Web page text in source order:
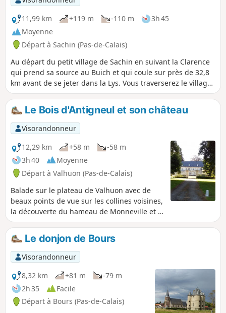
11,99 km
+119 m -110 m
3h 45
Moyenne
Départ à Sachin (Pas-de-Calais)
Au départ du petit village de Sachin en suivant la Clarence
qui prend sa source au Buich et qui coule sur près de 32,8
km avant de se jeter dans la Lys. Vous traverserez le village
de Pernes et enfin Aumerval avant de redescendre vers
Sachin.Le Bois d'Antigneul et son château
Visorandonneur
12,29 km
+58 m
-58 m
3h 40
Moyenne
Départ à Valhuon (Pas-de-Calais)
Balade sur le plateau de Valhuon avec de
beaux points de vue sur les collines voisines,
la découverte du hameau de Monneville et la
traversée du Bois d'Antigneul et vue sur son
château. Suivant les saisons, la flore et la
faune sauront vous captiver.
Le donjon de Bours
Visorandonneur
8,32 km
+81 m
-79 m
2h 35
Facile
Départ à Bours (Pas-de-Calais)